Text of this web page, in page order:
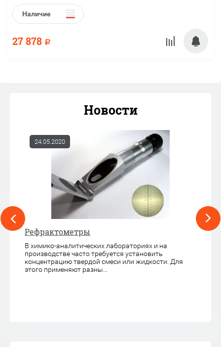
Наличие
27 878 Р
Новости
24.05.2020
Рефрактометры
В химико-аналитических лабораториях и на
производстве часто требуется установить
концентрацию твердой смеси или жидкости. Для
этого применяют разны...